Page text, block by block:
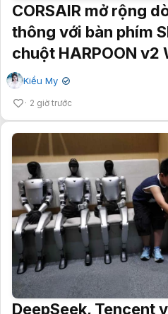
CORSAIR mở rộng
thông với bàn phím
chuột HARPOON v2
Kiều My ✔
2 giờ trước
DeepSeek, Tencent